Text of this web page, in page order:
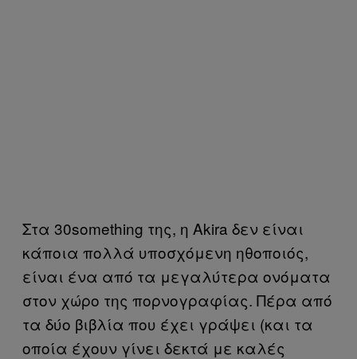
Στα 30something της, η Akira δεν είναι
κάποια πολλά υποσχόμενη ηθοποιός,
είναι ένα από τα μεγαλύτερα ονόματα
στον χώρο της πορνογραφίας. Πέρα από
τα δύο βιβλία που έχει γράψει (και τα
οποία έχουν γίνει δεκτά με καλές